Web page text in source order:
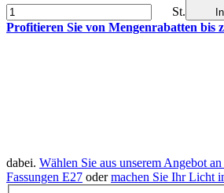
St.
Profitieren Sie von Mengenrabatten bis
dabei. Wählen Sie aus unserem Angebot
Fassungen E27 odermachen Sie Ihr Licht